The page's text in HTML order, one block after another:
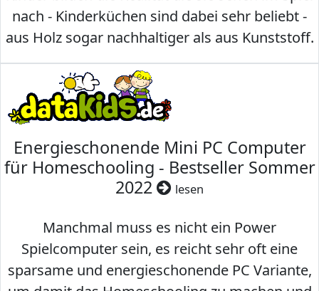
nach - Kinderküchen sind dabei sehr beliebt -
aus Holz sogar nachhaltiger als aus Kunststoff.
Energieschonende Mini PC Computer
für Homeschooling - Bestseller Sommer
2022
lesen
Manchmal muss es nicht ein Power
Spielcomputer sein, es reicht sehr oft eine
sparsame und energieschonende PC Variante,